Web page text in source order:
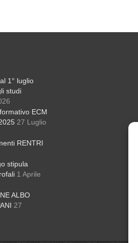
1° luglio
studi
ECM
27 Luglio
RENTRI
stipula
1 Aprile
ALBO
27